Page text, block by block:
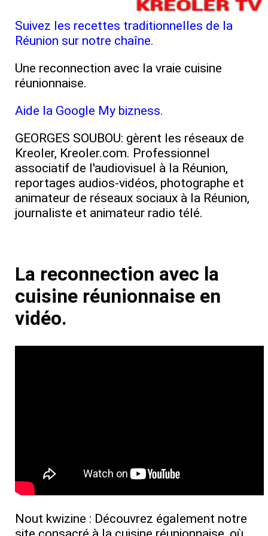
Suivez les recettes traditionnelles de la
Réunion sur notre chaîne.
Une reconnection avec la vraie cuisine
réunionnaise.
Aide la Google My bizness.
GEORGES SOUBOU: gèrent les réseaux de
Kreoler, Kreoler.com. Professionnel
associatif de l'audiovisuel à la Réunion,
reportages audios-vidéos, photographe et
animateur de réseaux sociaux à la Réunion,
journaliste et animateur radio télé.
La reconnection avec la
cuisine réunionnaise en
vidéo.
Nout kwizine : Découvrez également notre